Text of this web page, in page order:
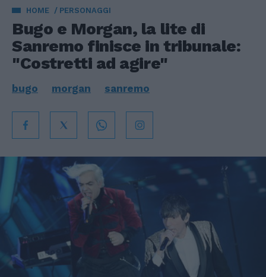
HOME PERSONAGGI
Bugo e Morgan, la lite di
Sanremo finisce in tribunale:
"Costretti ad agire"
bugo morgan sanremo